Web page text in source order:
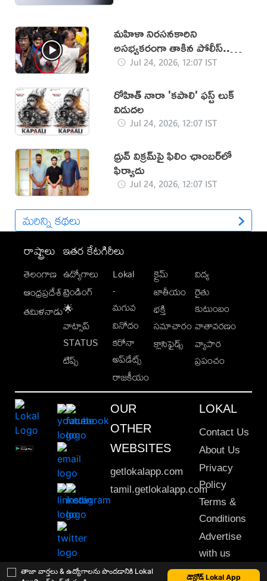
తాజా వార్తలు & ఉద్యోగాలను పొందడానికి Lokal
డౌన్లోడ్ Lokal App
మహిళా నిరసనకారిని
అసభ్యకరంగా తాకిన పోలీస్‌..
వీడియో వైరల్‌
Jul 24, 2026, 12:07 IST
రోహిత్ నారా 'కపాలి' ఫస్ట్ లుక్
విడుదల
Jul 24, 2026, 12:07 IST
ధ్రువ్ విక్రమ్‌పై ఫిలిం ఛాంబర్‌లో
ఫిర్యాదు
Jul 24, 2026, 12:07 IST
మరిన్ని కథలు
రాష్ట్రాలు
తెలంగాణ
ఆంధ్రప్రదేశ్
తమిళనాడు
ఇతర కేటగిరీలు
ఉద్యోగాలు
ట్రెండింగ్
🌟
వాట్సాప్
STATUS
టిప్స్
Lokal
-
మగువ
వినోదం
కరోనా
అప్‌డేట్స్
రాజకీయం
క్రైమ్
జాతీయం
భక్తి
సమాచారం
క్లాసిఫైడ్స్
విద్య
రైతు
కుటుంబం
వాతావరణం
వ్యాపార
ప్రపంచం
OUR
OTHER
WEBSITES
getlokalapp.com
tamil.getlokalapp.com
LOKAL
Contact Us
About Us
Privacy
Policy
Terms &
Conditions
Advertise
with us
Sitemap